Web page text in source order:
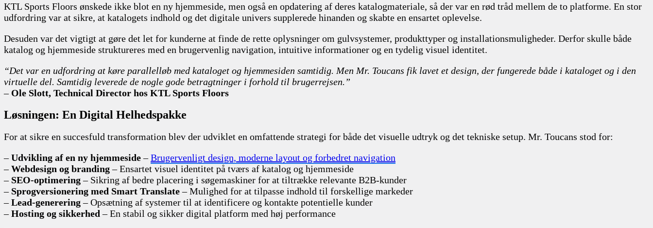
KTL Sports Floors ønskede ikke blot en ny hjemmeside, men også en opdatering af deres katalogmateriale, så der var en rød tråd mellem de to platforme. En stor
udfordring var at sikre, at katalogets indhold og det digitale univers supplerede hinanden og skabte en ensartet oplevelse.
Desuden var det vigtigt at gøre det let for kunderne at finde de rette oplysninger om gulvsystemer, produkttyper og installationsmuligheder. Derfor skulle både
katalog og hjemmeside struktureres med en brugervenlig navigation, intuitive informationer og en tydelig visuel identitet.
“Det var en udfordring at køre parallelløb med kataloget og hjemmesiden samtidig. Men Mr. Toucans fik lavet et design, der fungerede både i kataloget og i den
virtuelle del. Samtidig leverede de nogle gode betragtninger i forhold til brugerrejsen.”
– Ole Slott, Technical Director hos KTL Sports Floors
Løsningen: En Digital Helhedspakke
For at sikre en succesfuld transformation blev der udviklet en omfattende strategi for både det visuelle udtryk og det tekniske setup. Mr. Toucans stod for:
–Udvikling af en ny hjemmeside–Brugervenligt design, moderne layout og forbedret navigation
–Webdesign og branding– Ensartet visuel identitet på tværs af katalog og hjemmeside
– SEO-optimering– Sikring af bedre placering i søgemaskiner for at tiltrække relevante B2B-kunder
– Sprogversionering med Smart Translate– Mulighed for at tilpasse indhold til forskellige markeder
–Lead-generering– Opsætning af systemer til at identificere og kontakte potentielle kunder
–Hosting og sikkerhed – En stabil og sikker digital platform med høj performance